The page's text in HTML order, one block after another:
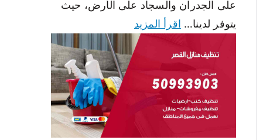
على الجدران والسجاد على الأرض، حيث
يتوفر لدينا… اقرأ المزيد